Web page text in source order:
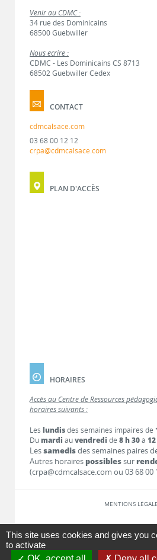
Venir au CDMC :
34 rue des Dominicains
68500 Guebwiller
Nous écrire :
CDMC - Les Dominicains CS 8713
68502 Guebwiller Cedex
CONTACT
cdmcalsace.com
03 68 00 12 12
crpa@cdmcalsace.com
PLAN D'ACCÈS
HORAIRES
Accès au Centre de Ressources
horaires suivants :
Les lundisdes semaines impaires de
Dumardi auvendredi de 8 h 30à
Lessamedisdes semaines paires
Autres horaires possiblessur
(crpa@cdmcalsace.com ou 03 68 00
MENTIONS
LIENS
This site uses cookies and gives you
to activate